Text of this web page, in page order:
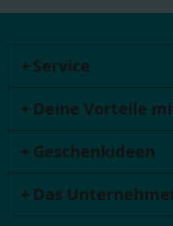
Service
Deine Vorteile
Geschenkideen
Das